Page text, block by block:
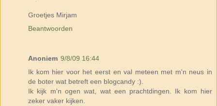
Groetjes Mirjam
Beantwoorden
Anoniem 9/8/09 16:44
Ik kom hier voor het eerst en val meteen met m'n neus in
de boter wat betreft een blogcandy :).
Ik kijk m'n ogen wat, wat een prachtdingen. Ik kom hier
zeker vaker kijken.